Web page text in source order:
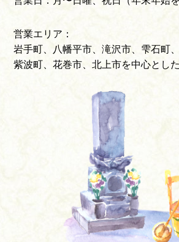
営業エリア：
岩手町、八幡平市、滝沢市、雫石町
紫波町、花巻市、北上市を中心とし